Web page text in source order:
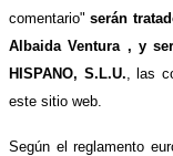
comentario"serán
Albaida Ventura , y
HISPANO, S.L.U. , las
este sitio web.
Según el reglamento